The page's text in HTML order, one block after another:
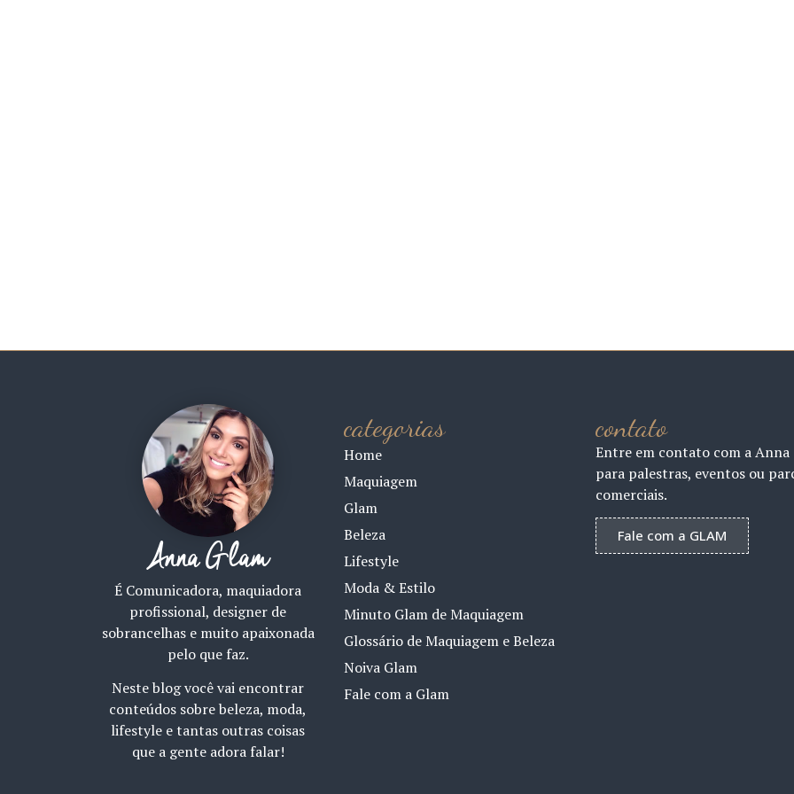
Anna Glam
É Comunicadora, maquiadora
profissional, designer de
sobrancelhas e muito apaixonada
pelo que faz.
Neste blog você vai encontrar
conteúdos sobre beleza, moda,
lifestyle e tantas outras coisas
que a gente adora falar!
categorias
Home
Maquiagem
Glam
Beleza
Lifestyle
Moda & Estilo
Minuto Glam de Maquiagem
Glossário de Maquiagem e Beleza
Noiva Glam
Fale com a Glam
contato
Entre em contato com a Anna
para palestras, eventos ou
comerciais.
Fale com a GLAM